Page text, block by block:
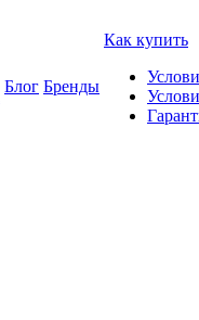
Блог Бренды
Как купить